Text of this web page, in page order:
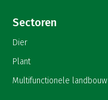
Sectoren
Dier
Plant
Multifunctionele landbouw